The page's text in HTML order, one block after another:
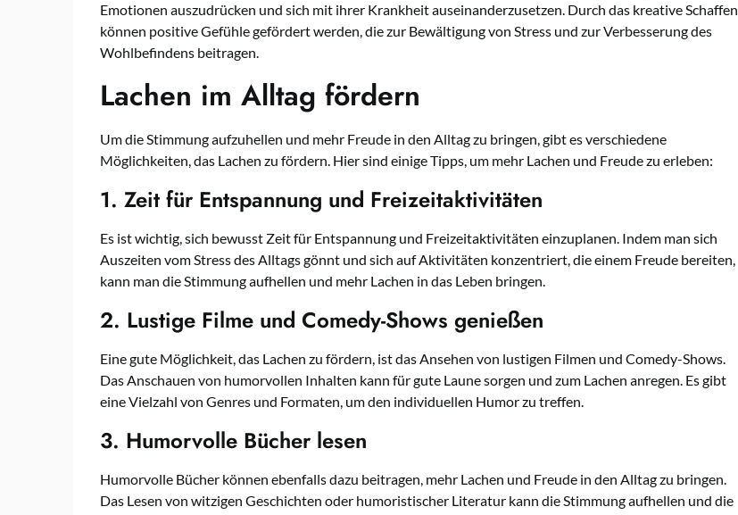
Emotionen auszudrücken und sich mit ihrer Krankheit auseinanderzusetzen. Durch das kreative Schaffen
können positive Gefühle gefördert werden, die zur Bewältigung von Stress und zur Verbesserung des
Wohlbefindens beitragen.
Lachen im Alltag fördern
Um die Stimmung aufzuhellen und mehr Freude in den Alltag zu bringen, gibt es verschiedene
Möglichkeiten, das Lachen zu fördern. Hier sind einige Tipps, um mehr Lachen und Freude zu erleben:
1. Zeit für Entspannung und Freizeitaktivitäten
Es ist wichtig, sich bewusst Zeit für Entspannung und Freizeitaktivitäten einzuplanen. Indem man sich
Auszeiten vom Stress des Alltags gönnt und sich auf Aktivitäten konzentriert, die einem Freude bereiten,
kann man die Stimmung aufhellen und mehr Lachen in das Leben bringen.
2. Lustige Filme und Comedy-Shows genießen
Eine gute Möglichkeit, das Lachen zu fördern, ist das Ansehen von lustigen Filmen und Comedy-Shows.
Das Anschauen von humorvollen Inhalten kann für gute Laune sorgen und zum Lachen anregen. Es gibt
eine Vielzahl von Genres und Formaten, um den individuellen Humor zu treffen.
3. Humorvolle Bücher lesen
Humorvolle Bücher können ebenfalls dazu beitragen, mehr Lachen und Freude in den Alltag zu bringen.
Das Lesen von witzigen Geschichten oder humoristischer Literatur kann die Stimmung aufhellen und die